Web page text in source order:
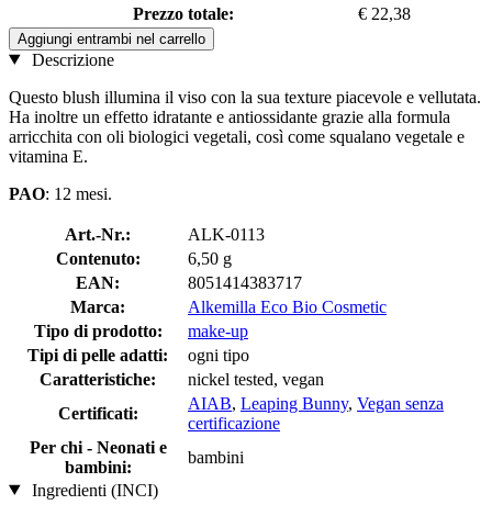
Prezzo totale:
€ 22,38
Aggiungi entrambi nel carrello
Descrizione
Questo blush illumina il viso con la sua texture piacevole e vellutata.
Ha inoltre un effetto idratante e antiossidante grazie alla formula
arricchita con oli biologici vegetali, così come squalano vegetale e
vitamina E.
PAO: 12 mesi.
Art.-Nr.:
ALK-0113
Contenuto:
6,50 g
EAN:
8051414383717
Marca:
Alkemilla Eco Bio Cosmetic
Tipo di prodotto:
make-up
Tipi di pelle adatti:
ogni tipo
Caratteristiche:
nickel tested, vegan
Certificati:
AIAB, Leaping Bunny, Vegan senza
certificazione
Per chi - Neonati e
bambini:
bambini
Ingredienti (INCI)